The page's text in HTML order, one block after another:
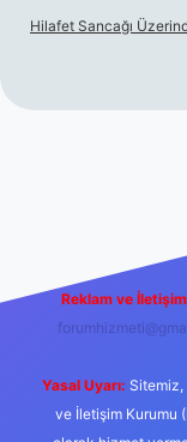
Hilafet Sancağı
Reklam ve
Yasal Uyarı: Sitemiz,
ve İletişim Kurumu